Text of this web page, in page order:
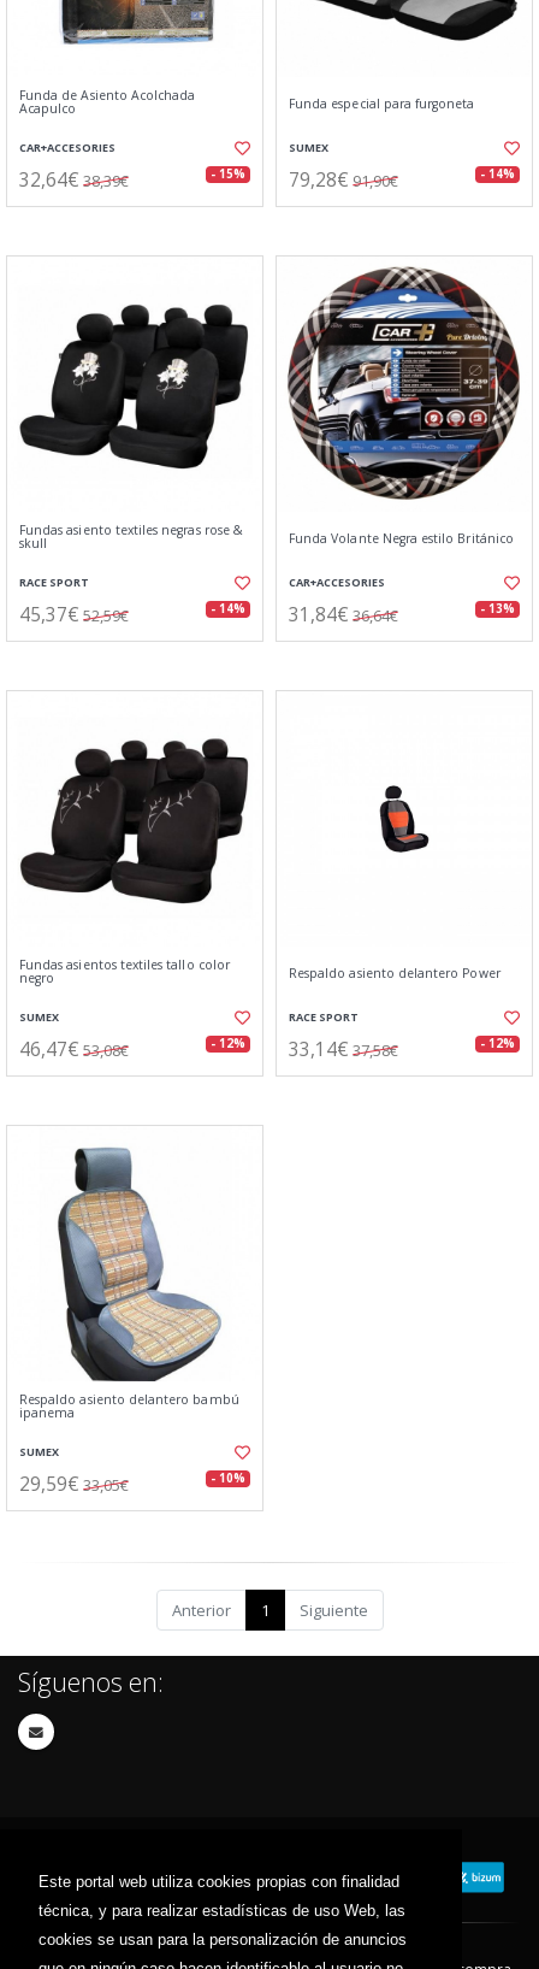
Este portal web utiliza cookies propias con finalidad
técnica, y para realizar estadísticas de uso Web, las
cookies se usan para la personalización de anuncios
Funda de Asiento Acolchada
Acapulco
CAR+ACCESORIES
32,64€ 38,39€ - 15%
Funda especial para furgoneta
SUMEX
79,28€ 91,90€ - 14%
Fundas asiento textiles negras rose &
skull
RACE SPORT
45,37€ 52,59€ - 14%
Funda Volante Negra estilo Británico
CAR+ACCESORIES
31,84€ 36,64€ - 13%
Fundas asientos textiles tallo color
negro
SUMEX
46,47€ 53,08€ - 12%
Respaldo asiento delantero Power
RACE SPORT
33,14€ 37,58€ - 12%
Respaldo asiento delantero bambú
ipanema
SUMEX
29,59€ 33,05€ - 10%
Anterior 1 Siguiente
Síguenos en: